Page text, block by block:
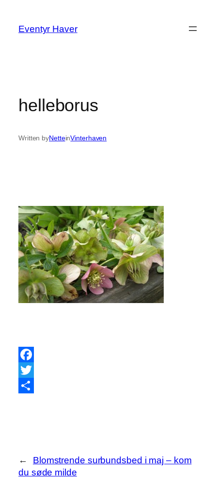
indhold
Eventyr Haver
helleborus
Written byNetteinVinterhaven
Facebook
Twitter
←
Blomstrende surbundsbed i maj – kom
du søde milde